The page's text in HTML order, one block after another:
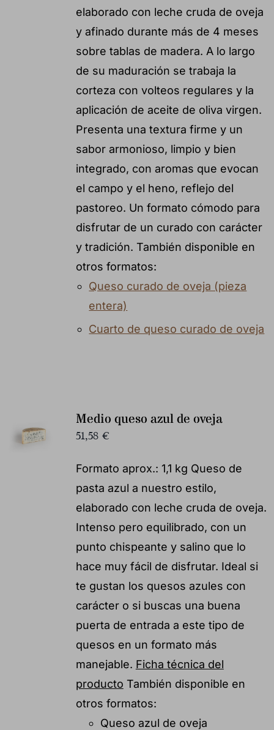
elaborado con leche cruda de oveja
y afinado durante más de 4 meses
sobre tablas de madera. A lo largo
de su maduración se trabaja la
corteza con volteos regulares y la
aplicación de aceite de oliva virgen.
Presenta una textura firme y un
sabor armonioso, limpio y bien
integrado, con aromas que evocan
el campo y el heno, reflejo del
pastoreo. Un formato cómodo para
disfrutar de un curado con carácter
y tradición. También disponible en
otros formatos:
Queso curado de oveja (pieza
entera)
Cuarto de queso curado de oveja
Medio queso azul de oveja
51,58 €
Formato aprox.: 1,1 kg Queso de
pasta azul a nuestro estilo,
elaborado con leche cruda de oveja.
Intenso pero equilibrado, con un
punto chispeante y salino que lo
hace muy fácil de disfrutar. Ideal si
te gustan los quesos azules con
carácter o si buscas una buena
puerta de entrada a este tipo de
quesos en un formato más
manejable. Ficha técnica del
producto También disponible en
otros formatos:
Queso azul de oveja